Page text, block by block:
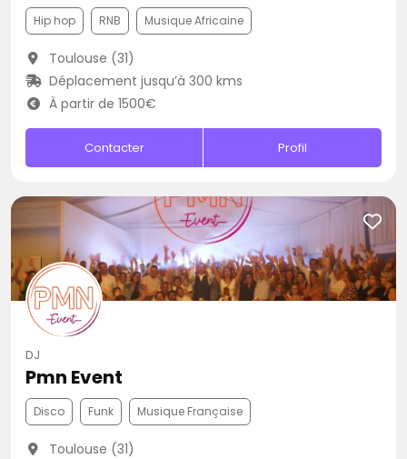
Hip hop RNB Musique Africaine
Toulouse (31)
Déplacement jusqu’à 300 kms
À partir de 1500€
Contacter Profil
DJ
Pmn Event
Disco Funk Musique Française
Toulouse (31)